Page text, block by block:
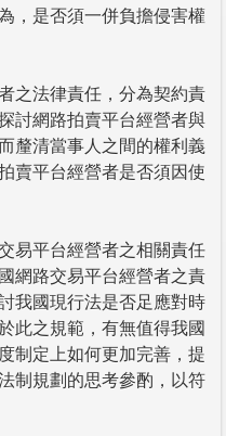
，是否須一併負擔侵害權
之法律責任，分為契約責
討網路拍賣平台經營者與
釐清當事人之間的權利義
賣平台經營者是否須因使
易平台經營者之相關責任
網路交易平台經營者之責
我國現行法是否足應對時
此之規範，有無值得我國
制定上如何更加完善，提
制規劃的思考參酌，以符